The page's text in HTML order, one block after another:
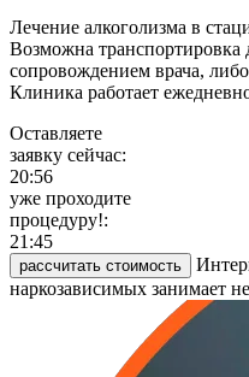
Лечение алкоголизма в
Возможна транспортировка
сопровождением врача,
Клиника работает
Оставляете
заявку сейчас:
20:56
уже проходите
процедуру!:
21:45
рассчитать стоимость
наркозависимых занимает